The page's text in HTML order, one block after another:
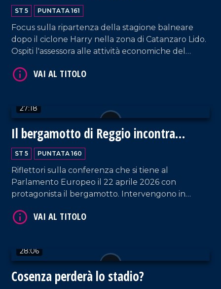
ST 5 PUNTATA 161
Focus sulla ripartenza della stagione balneare
dopo il ciclone Harry nella zona di Catanzaro Lido.
Ospiti l'assessora alle attività economiche del
rappresentante del sindacato balneari e
Giancarlo Formica, referente di Federalberghi per
la provincia di Cosenza. Spazio anche agli
aggiornamenti sulle condizioni della piccola Maria
Luce. Approfondimento in esterna a cura di Nico
De Luca.
27:18
Il bergamotto di Reggio incontra
l'Europa
ST 5 PUNTATA 160
Riflettori sulla conferenza che si tiene al
Parlamento Europeo il 22 aprile 2026 con
protagonista il bergamotto. Intervengono in
Giovanna Russo, garante dei diritti dei detenuti; il
Cannatà. Approfondimento in esterna a cura di
Elisa Barresi.
28:06
Cosenza perderà lo stadio?
VAI AL TITOLO
VAI AL TITOLO